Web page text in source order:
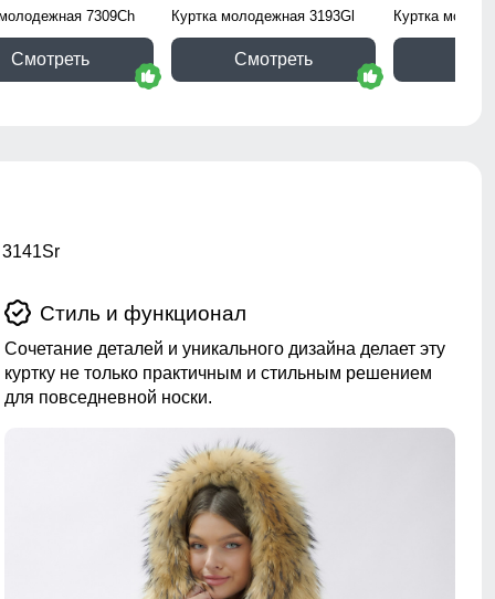
7309Ch
Смотреть
Куртка молодежная 3193Gl
Смотреть
Куртка
Стиль и функционал
Сочетание деталей и уникального дизайна делает эту
куртку не только практичным и стильным решением
для повседневной носки.